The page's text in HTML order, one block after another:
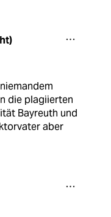
die plagiierten
Bayreuth und
aber